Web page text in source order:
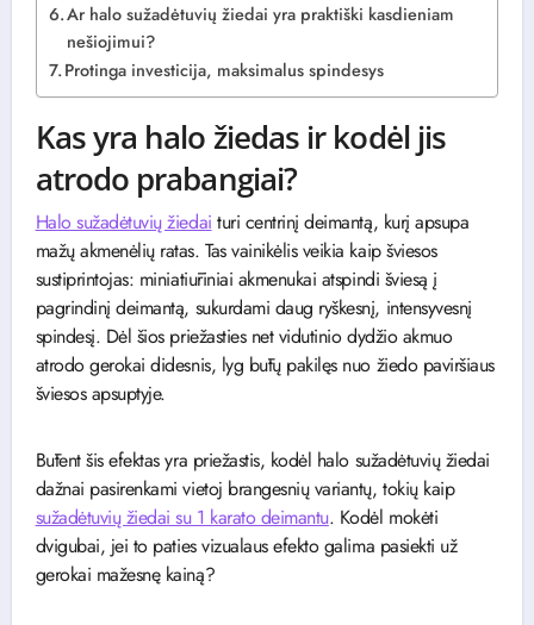
Ar halo sužadėtuvių žiedai yra praktiški kasdieniam
nešiojimui?
Protinga investicija, maksimalus spindesys
Kas yra halo žiedas ir kodėl jis
atrodo prabangiai?
Halo sužadėtuvių žiedai turi centrinį deimantą, kurį apsupa
mažų akmenėlių ratas. Tas vainikėlis veikia kaip šviesos
sustiprintojas: miniatiūriniai akmenukai atspindi šviesą į
pagrindinį deimantą, sukurdami daug ryškesnį, intensyvesnį
spindesį. Dėl šios priežasties net vidutinio dydžio akmuo
atrodo gerokai didesnis, lyg būtų pakilęs nuo žiedo paviršiaus
šviesos apsuptyje.
Būtent šis efektas yra priežastis, kodėl halo sužadėtuvių žiedai
dažnai pasirenkami vietoj brangesnių variantų, tokių kaip
sužadėtuvių žiedai su 1 karato deimantu. Kodėl mokėti
dvigubai, jei to paties vizualaus efekto galima pasiekti už
gerokai mažesnę kainą?